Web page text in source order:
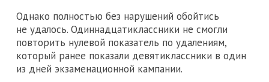
Однако полностью без нарушений обойтись
не удалось. Одиннадцатиклассники не смогли
повторить нулевой показатель по удалениям,
который ранее показали девятиклассники в один
из дней экзаменационной кампании.